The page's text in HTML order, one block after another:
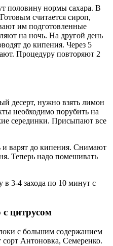
половину нормы сахара. В
считается сироп,
им подготовленные
на ночь. На другой день
до кипения. Через 5
Процедуру повторяют 2
десерт, нужно взять лимон
необходимо порубить на
серединки. Присыпают все
и варят до кипения. Снимают
Теперь надо помешивать
3-4 захода по 10 минут с
с цитрусом
с большим содержанием
Антоновка, Семеренко.